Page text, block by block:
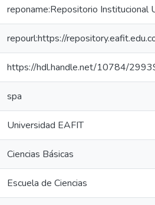
reponame:Repositorio Institucional
repourl:https://
https://hdl.handle.net/10784/
spa
Universidad EAFIT
Ciencias Básicas
Escuela de Ciencias